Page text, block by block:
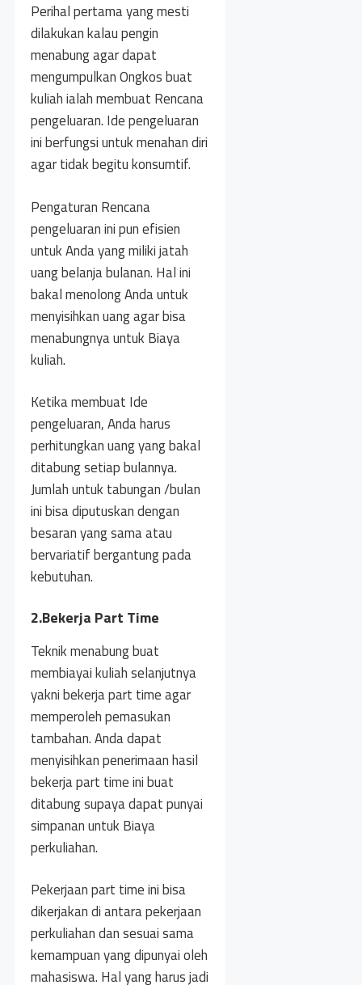
Perihal pertama yang mesti
dilakukan kalau pengin
menabung agar dapat
mengumpulkan Ongkos buat
kuliah ialah membuat Rencana
pengeluaran. Ide pengeluaran
ini berfungsi untuk menahan diri
agar tidak begitu konsumtif.
Pengaturan Rencana
pengeluaran ini pun efisien
untuk Anda yang miliki jatah
uang belanja bulanan. Hal ini
bakal menolong Anda untuk
menyisihkan uang agar bisa
menabungnya untuk Biaya
kuliah.
Ketika membuat Ide
pengeluaran, Anda harus
perhitungkan uang yang bakal
ditabung setiap bulannya.
Jumlah untuk tabungan /bulan
ini bisa diputuskan dengan
besaran yang sama atau
bervariatif bergantung pada
kebutuhan.
2.Bekerja Part Time
Teknik menabung buat
membiayai kuliah selanjutnya
yakni bekerja part time agar
memperoleh pemasukan
tambahan. Anda dapat
menyisihkan penerimaan hasil
bekerja part time ini buat
ditabung supaya dapat punyai
simpanan untuk Biaya
perkuliahan.
Pekerjaan part time ini bisa
dikerjakan di antara pekerjaan
perkuliahan dan sesuai sama
kemampuan yang dipunyai oleh
mahasiswa. Hal yang harus jadi